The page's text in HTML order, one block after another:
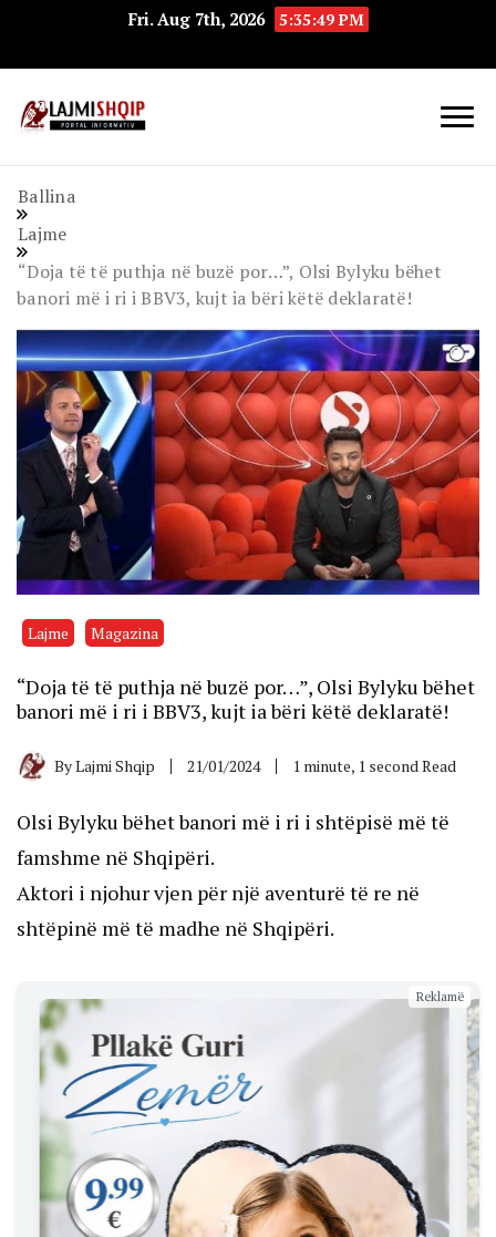
Fri. Aug 7th, 2026 5:35:50 PM
Ballina
Lajme
“Doja të të puthja në buzë por…”, Olsi Bylyku bëhet
banori më i ri i BBV3, kujt ia bëri këtë deklaratë!
Lajme Magazina
“Doja të të puthja në buzë por…”, Olsi Bylyku bëhet
banori më i ri i BBV3, kujt ia bëri këtë deklaratë!
ByLajmi Shqip 21/01/2024 1 minute, 1 second Read
Olsi Bylyku bëhet banori më i ri i shtëpisë më të
famshme në Shqipëri.
Aktori i njohur vjen për një aventurë të re në
shtëpinë më të madhe në Shqipëri.
Reklamë